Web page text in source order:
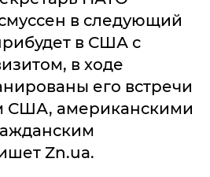
в следующий
в США с
в ходе
его встречи
США, американскими
Zn.ua.